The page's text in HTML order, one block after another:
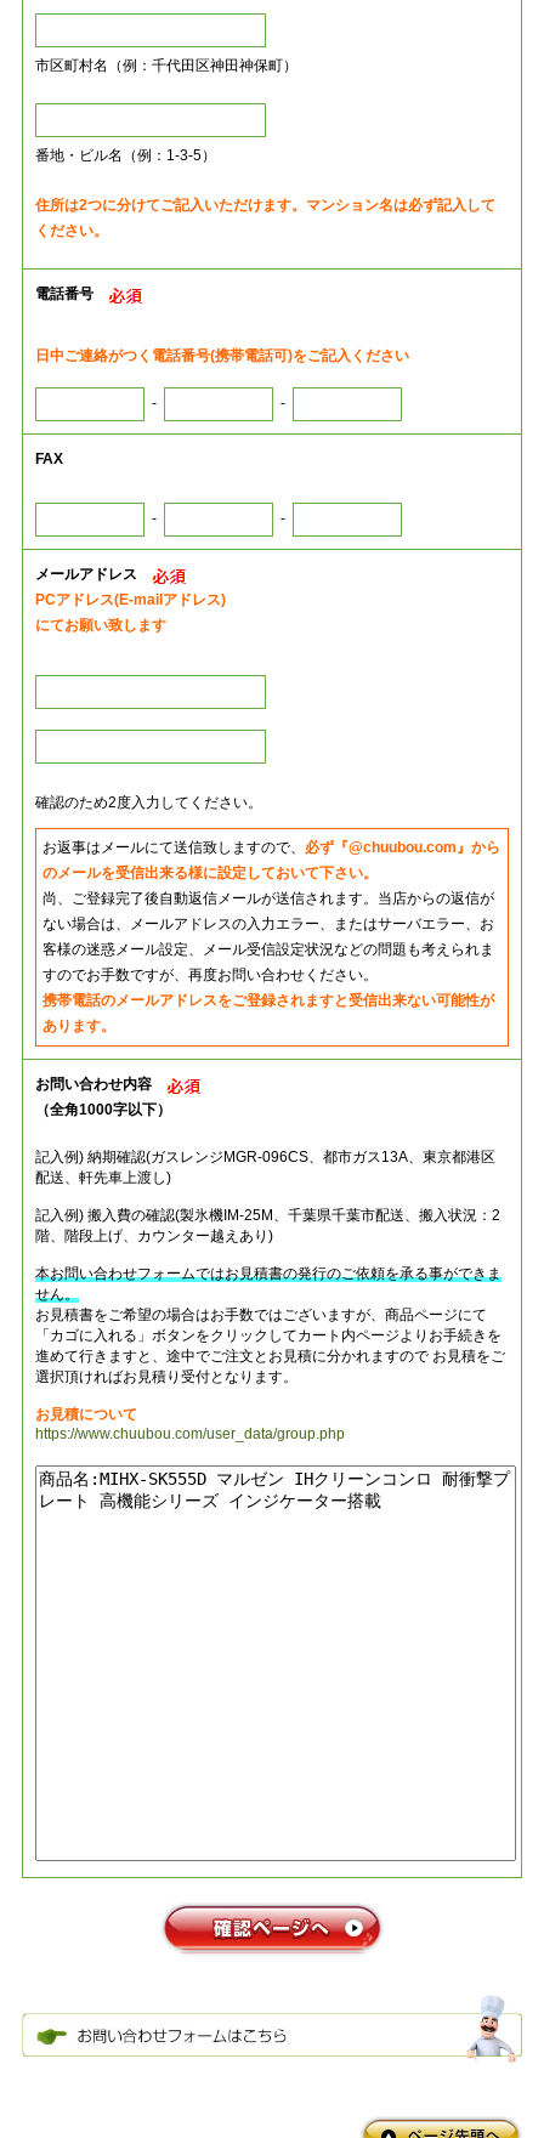
市区町村名（例：千代田区神田神保町）
番地・ビル名（例：1-3-5）
住所は2つに分けてご記入いただけます。マンション名は必ず記入して
ください。
電話番号
日中ご連絡がつく電話番号(携帯電話可)をご記入ください
- -
FAX
- -
メールアドレス
PCアドレス(E-mailアドレス)
にてお願い致します
確認のため2度入力してください。
お返事はメールにて送信致しますので、 必ず『@chuubou.com』から
のメールを受信出来る様に設定しておいて下さい。
尚、ご登録完了後自動返信メールが送信されます。当店からの返信が
ない場合は、メールアドレスの入力エラー、またはサーバエラー、お
客様の迷惑メール設定、メール受信設定状況などの問題も考えられま
すのでお手数ですが、再度お問い合わせください。
携帯電話のメールアドレスをご登録されますと受信出来ない可能性が
あります。
お問い合わせ内容
（全角1000字以下）
記入例) 納期確認(ガスレンジMGR-096CS、都市ガス13A、東京都港区
配送、軒先車上渡し)
記入例) 搬入費の確認(製氷機IM-25M、千葉県千葉市配送、搬入状況：2
階、階段上げ、カウンター越えあり)
本お問い合わせフォームではお見積書の発行のご依頼を承る事ができま
せん。
お見積書をご希望の場合はお手数ではございますが、商品ページにて
「カゴに入れる」ボタンをクリックしてカート内ページよりお手続きを
進めて行きますと、途中でご注文とお見積に分かれますので お見積をご
選択頂ければお見積り受付となります。
お見積について
https://www.chuubou.com/user_data/group.php